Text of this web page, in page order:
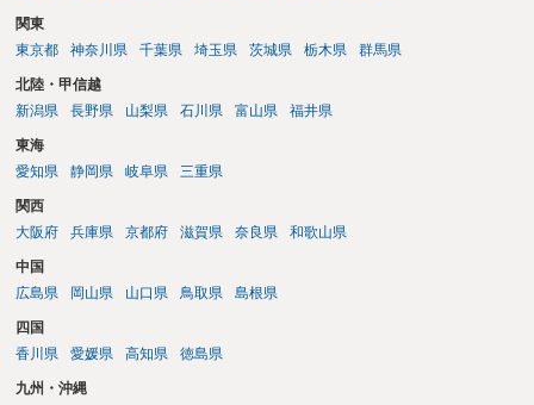
関東
東京都
神奈川県 千葉県 埼玉県 茨城県 栃木県 群馬県
北陸・甲信越
新潟県
長野県 山梨県 石川県 富山県 福井県
東海
愛知県
静岡県 岐阜県 三重県
関西
大阪府
兵庫県 京都府 滋賀県 奈良県 和歌山県
中国
広島県
岡山県 山口県 鳥取県 島根県
四国
香川県
愛媛県 高知県 徳島県
九州・沖縄